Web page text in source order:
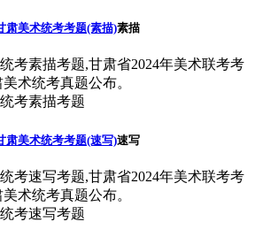
肃美术统考考题(素描)素描
考素描考题,甘肃省2024年美术联考考
术统考真题公布。
肃美术统考考题(速写)速写
考速写考题,甘肃省2024年美术联考考
术统考真题公布。